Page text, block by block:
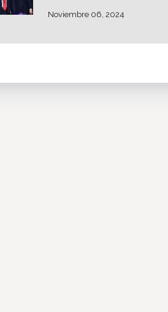
Noviembre 06, 2024